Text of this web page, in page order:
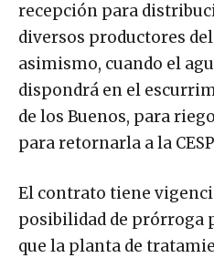
recepción para
diversos productores
asimismo, cuando el
dispondrá en el
de los Buenos, para
para retornarla a la
El contrato tiene
posibilidad de prórroga
que la planta de